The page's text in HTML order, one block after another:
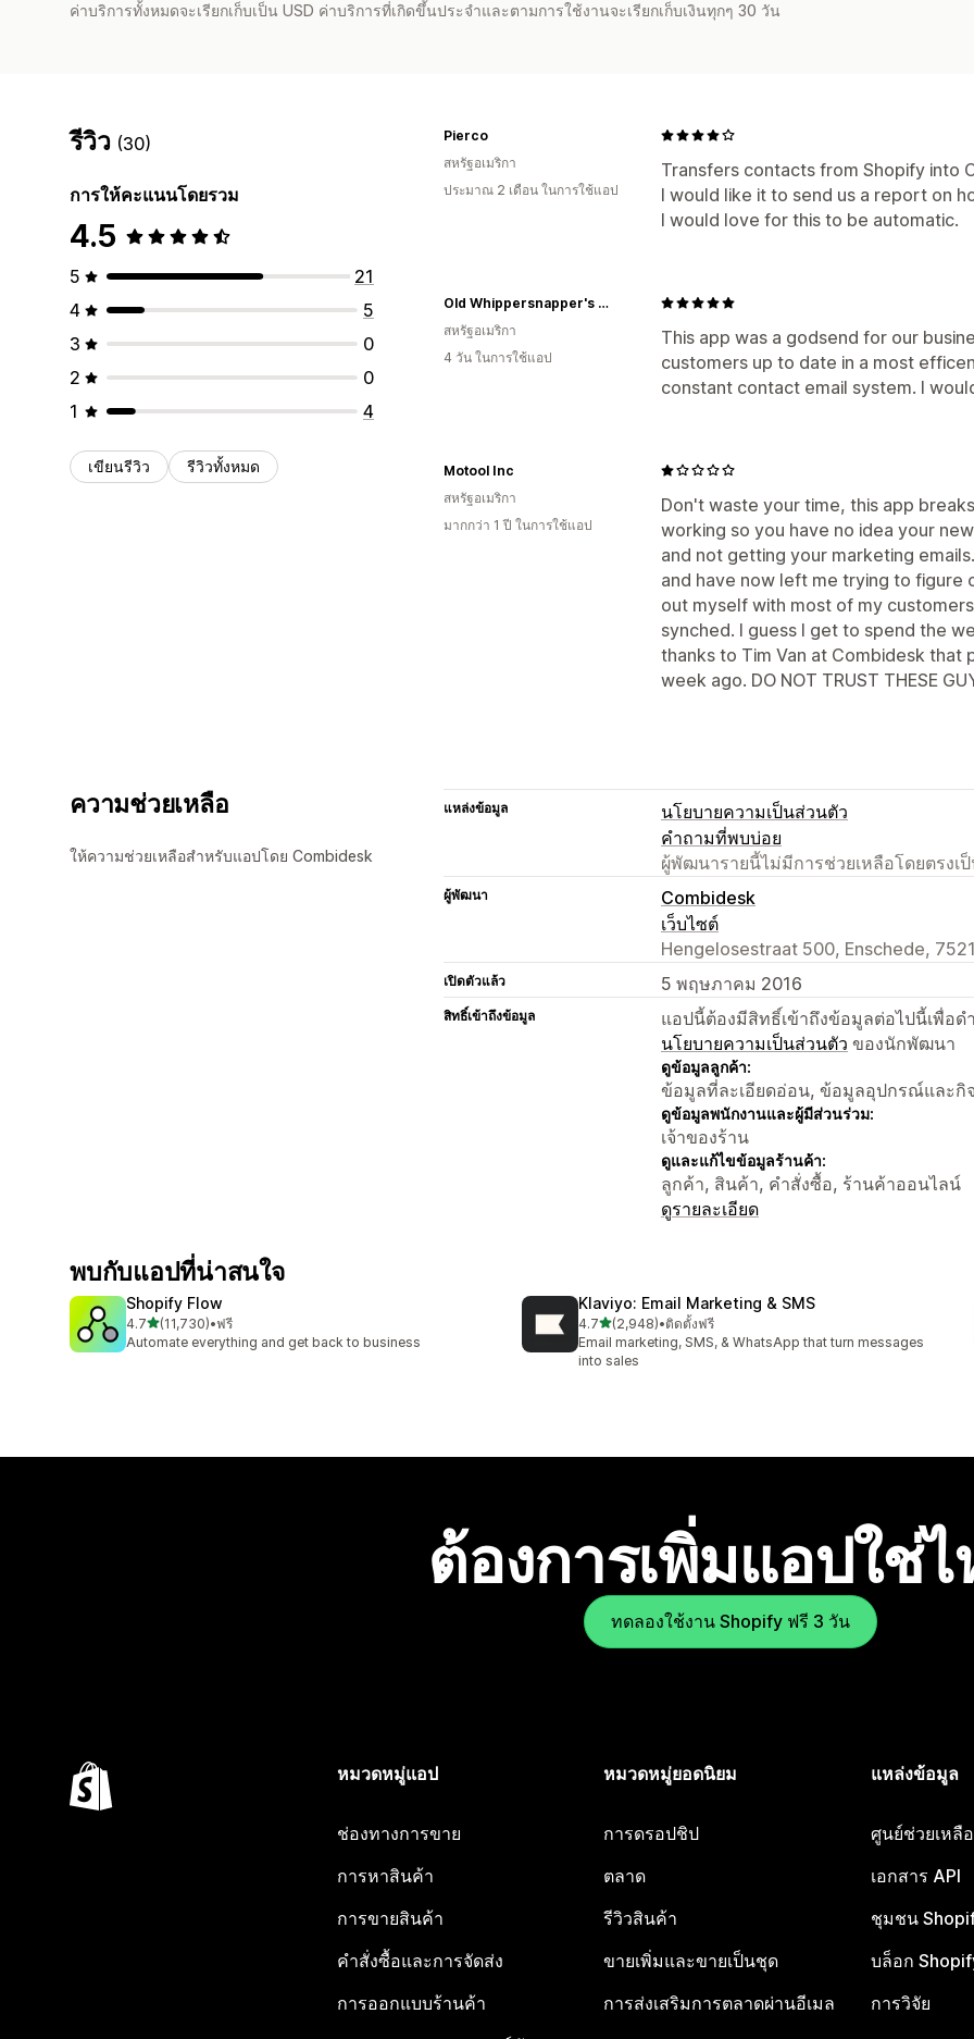
ค่าบริการทั้งหมดจะเรียกเก็บเป็น USD ค่าบริการที่เกิดขึ้นประจำและตามการใช้งานจะเรียกเก็บเงินทุกๆ 30 วัน
รีวิว (30)
การให้คะแนนโดยรวม
4.5
5
21
4
5
3
0
2
0
1
4
เขียนรีวิว รีวิวทั้งหมด
Transfers contacts from Shopify into
I would like it to send us a report on
I would love for this to be automatic.
Pierco
สหรัฐอเมริกา
ประมาณ 2 เดือน ในการใช้แอป
This app was a godsend for our
customers up to date in a most
constant contact email system. I
Old Whippersnapper's Natural Handmade Manly Soaps
สหรัฐอเมริกา
4 วัน ในการใช้แอป
Don't waste your time, this app
working so you have no idea your
and not getting your marketing
and have now left me trying to figure
out myself with most of my
synched. I guess I get to spend the
thanks to Tim Van at Combidesk that
week ago. DO NOT TRUST THESE
Motool Inc
สหรัฐอเมริกา
มากกว่า 1 ปี ในการใช้แอป
ความช่วยเหลือ
ให้ความช่วยเหลือสำหรับแอปโดย Combidesk
แหล่งข้อมูล
นโยบายความเป็นส่วนตัว
คำถามที่พบบ่อย
ผู้พัฒนารายนี้ไม่มีการช่วยเหลือโดยตรงเ
ผู้พัฒนา
Combidesk
เว็บไซต์
Hengelosestraat 500, Enschede,
เปิดตัวแล้ว 5 พฤษภาคม 2016
สิทธิ์เข้าถึงข้อมูล
แอปนี้ต้องมีสิทธิ์เข้าถึงข้อมูลต่อไปนี้เพื่อ
นโยบายความเป็นส่วนตัว ของนักพัฒนา
ดูข้อมูลลูกค้า:
ข้อมูลที่ละเอียดอ่อน, ข้อมูลอุปกรณ์และกิ
ดูข้อมูลพนักงานและผู้มีส่วนร่วม:
เจ้าของร้าน
ดูและแก้ไขข้อมูลร้านค้า:
ลูกค้า, สินค้า, คำสั่งซื้อ, ร้านค้าออนไลน์
ดูรายละเอียด
พบกับแอปที่น่าสนใจ
Shopify Flow
4.7เต็ม 5 ดาว
(11,730)
ทั้งหมด 11730 รีวิว
•ฟรี
Automate everything and get back to business
Klaviyo: Email Marketing & SMS
4.7เต็ม 5 ดาว
(2,948)
ทั้งหมด 2948 รีวิว
•ติดตั้งฟรี
Email marketing, SMS, & WhatsApp that turn messages
into sales
ต้องการเพิ่มแอปใช่
ทดลองใช้งาน Shopify ฟรี 3 วัน
หมวดหมู่แอป
ช่องทางการขาย
การหาสินค้า
การขายสินค้า
คำสั่งซื้อและการจัดส่ง
การออกแบบร้านค้า
หมวดหมู่ยอดนิยม
การดรอปชิป
ตลาด
รีวิวสินค้า
ขายเพิ่มและขายเป็นชุด
การส่งเสริมการตลาดผ่านอีเมล
แหล่งข้อมูล
ศูนย์ช่วยเหลื
เอกสาร API
ชุมชน
บล็อก
การวิจัย